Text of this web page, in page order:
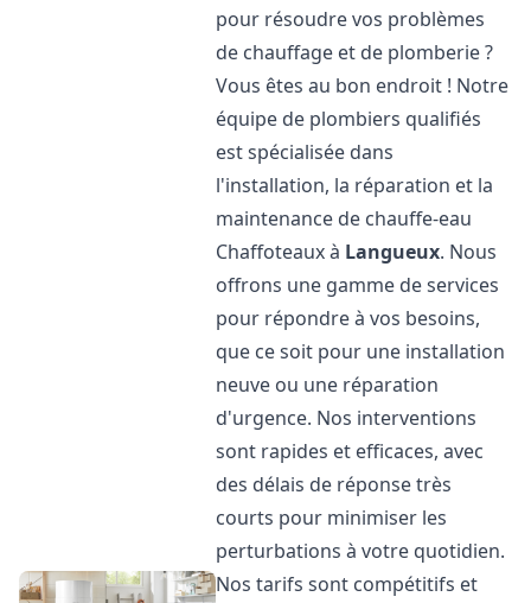
pour résoudre vos problèmes
de chauffage et de plomberie ?
Vous êtes au bon endroit ! Notre
équipe de plombiers qualifiés
est spécialisée dans
l'installation, la réparation et la
maintenance de chauffe-eau
Chaffoteaux à Langueux. Nous
offrons une gamme de services
pour répondre à vos besoins,
que ce soit pour une installation
neuve ou une réparation
d'urgence. Nos interventions
sont rapides et efficaces, avec
des délais de réponse très
courts pour minimiser les
perturbations à votre quotidien.
Nos tarifs sont compétitifs et